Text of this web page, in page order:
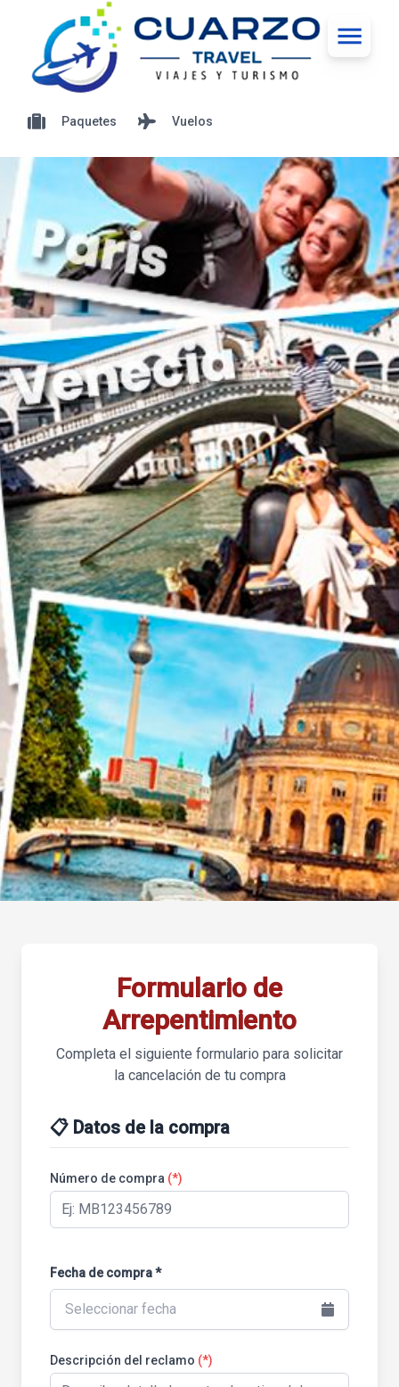
Paquetes Vuelos
Formulario de
Arrepentimiento
Completa el siguiente formulario para solicitar
la cancelación de tu compra
📋 Datos de la compra
Número de compra (*)
Fecha de compra *
Seleccionar fecha
Descripción del reclamo (*)